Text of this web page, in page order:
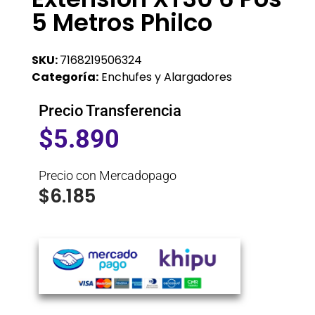
5 Metros Philco
SKU:7168219506324
Categoría: Enchufes y Alargadores
Precio Transferencia
$5.890
Precio con Mercadopago
$6.185